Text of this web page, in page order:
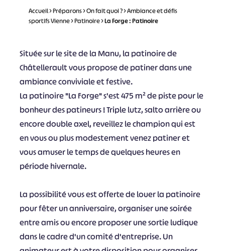
Accueil>Préparons>On fait quoi ?>Ambiance et défis
sportifs Vienne>Patinoire>La Forge : Patinoire
Située sur le site de la Manu, la patinoire de
Châtellerault vous propose de patiner dans une
ambiance conviviale et festive.
La patinoire "La Forge" s'est 475 m² de piste pour le
bonheur des patineurs ! Triple lutz, salto arrière ou
encore double axel, reveillez le champion qui est
en vous ou plus modestement venez patiner et
vous amuser le temps de quelques heures en
période hivernale.
La possibilité vous est offerte de louer la patinoire
pour fêter un anniversaire, organiser une soirée
entre amis ou encore proposer une sortie ludique
dans le cadre d'un comité d'entreprise. Un